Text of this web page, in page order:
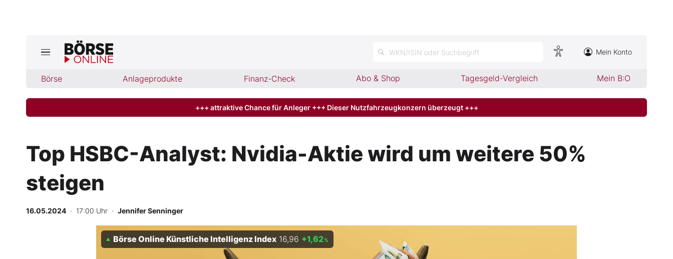
WKN/ISIN oder Suchbegriff Mein Konto
Börse Anlageprodukte Finanz-Check Abo & Shop Tagesgeld-Vergleich Mein B:O
Börse
Abo & Shop
BO-Musterdepots
Experten
Mein B:O
+++ attraktive Chance für Anleger +++ Dieser Nutzfahrzeugkonzern überzeugt +++
Top HSBC-Analyst: Nvidia-Aktie wird um weitere 50%
steigen
16.05.2024 · 17:00 Uhr · Jennifer Senninger
Börse Online Künstliche Intelligenz Index 16,96 +1,62%